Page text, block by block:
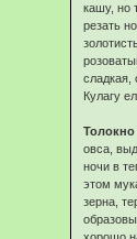
кашу, но
резать
сладкая,
Кулагу
Толокно
овса,
ночи в
этом
зерна,